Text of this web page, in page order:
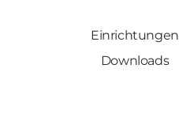
Einrichtungen
Downloads